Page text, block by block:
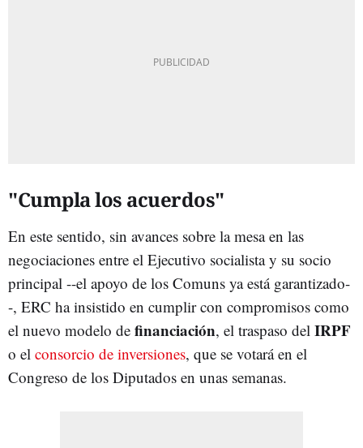
"Cumpla los acuerdos"
En este sentido, sin avances sobre la mesa en las
negociaciones entre el Ejecutivo socialista y su socio
principal --el apoyo de los Comuns ya está garantizado-
-, ERC ha insistido en cumplir con compromisos como
el nuevo modelo de financiación, el traspaso del IRPF
o el consorcio de inversiones, que se votará en el
Congreso de los Diputados en unas semanas.